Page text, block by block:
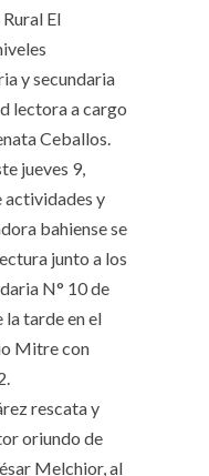
El
y secundaria
lectora a cargo
Ceballos.
jueves 9,
actividades y
bahiense se
junto a los
N° 10 de
la tarde en el
Mitre con
rescata y
oriundo de
Melchior, al